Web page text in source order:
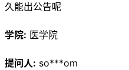
久能出公告呢
学院: 医学院
提问人: so***om